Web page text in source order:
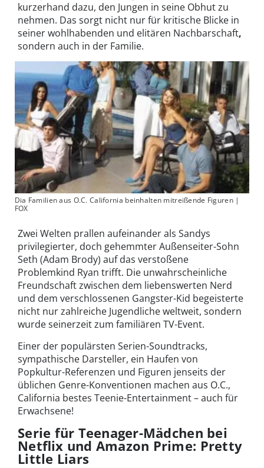
kurzerhand dazu, den Jungen in seine Obhut zu
nehmen. Das sorgt nicht nur für kritische Blicke in
seiner wohlhabenden und elitären Nachbarschaft,
sondern auch in der Familie.
Dia Familien aus O.C. California beinhalten mitreißende Figuren |
FOX
Zwei Welten prallen aufeinander als Sandys
privilegierter, doch gehemmter Außenseiter-Sohn
Seth (Adam Brody) auf das verstoßene
Problemkind Ryan trifft. Die unwahrscheinliche
Freundschaft zwischen dem liebenswerten Nerd
und dem verschlossenen Gangster-Kid begeisterte
nicht nur zahlreiche Jugendliche weltweit, sondern
wurde seinerzeit zum familiären TV-Event.
Einer der populärsten Serien-Soundtracks,
sympathische Darsteller, ein Haufen von
Popkultur-Referenzen und Figuren jenseits der
üblichen Genre-Konventionen machen aus O.C.,
California bestes Teenie-Entertainment – auch für
Erwachsene!
Serie für Teenager-Mädchen bei
Netflix und Amazon Prime: Pretty
Little Liars